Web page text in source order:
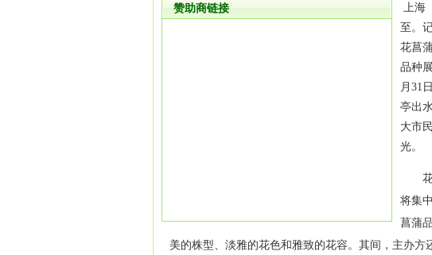
赞助商链接
上
至。
花菖
品种
月31
亭出
大市
光。
将集
菖蒲
美的株型、淡雅的花色和雅致的花容。其间，主办